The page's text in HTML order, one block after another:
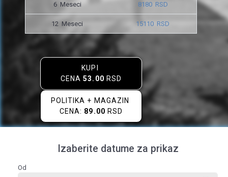
6 Meseci 8180 RSD
12 Meseci 15110 RSD
KUPI
CENA53.00 RSD
POLITIKA + MAGAZIN
CENA: 89.00 RSD
Izaberite datume za prikaz
Od